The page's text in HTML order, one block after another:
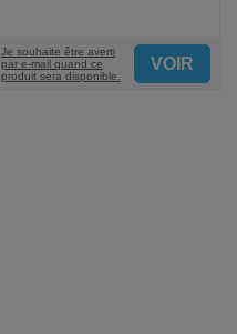
Je souhaite être averti
par e-mail quand ce
produit sera disponible.
VOIR